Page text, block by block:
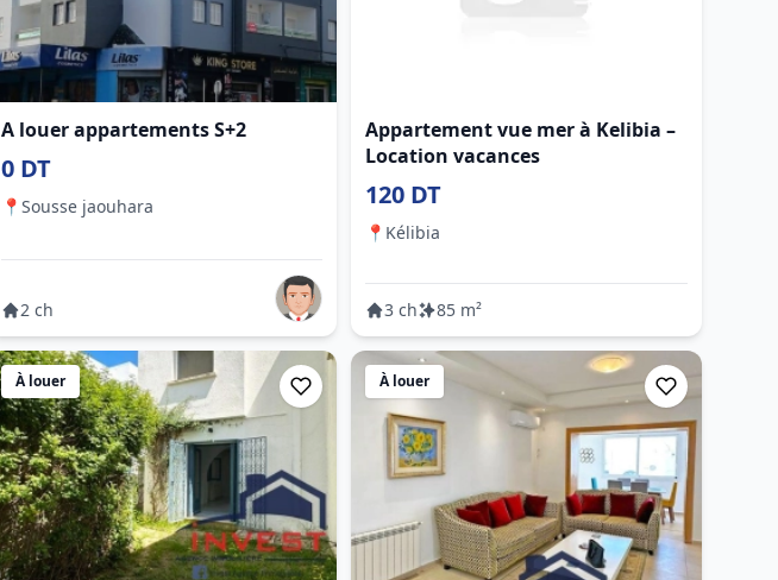
A louer appartements S+2
0 DT
📍 Sousse jaouhara
2 ch
Appartement vue mer à Kelibia –
Location vacances
120 DT
📍 Kélibia
3 ch 85 m²
À louer À louer